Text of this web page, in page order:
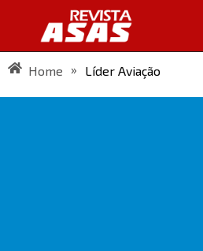
Home » Líder Aviação